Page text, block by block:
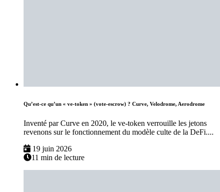
Qu’est-ce qu’un « ve-token » (vote-escrow) ? Curve, Velodrome, Aerodrome
Inventé par Curve en 2020, le ve-token verrouille les jetons
revenons sur le fonctionnement du modèle culte de la DeFi....
19 juin 2026
11 min de lecture